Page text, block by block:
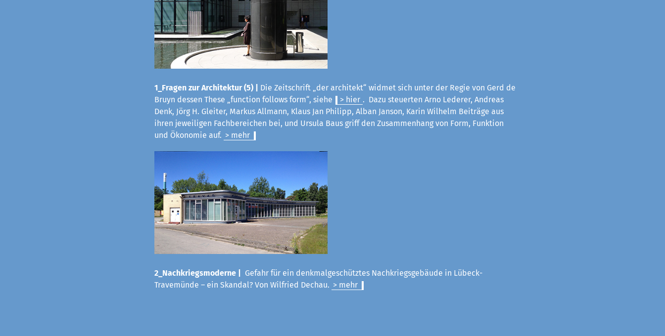
1_Fragen zur Architektur (5) |
Die Zeitschrift „der architekt“ widmet sich unter der Regie von Gerd de
Bruyn dessen These „function follows form“, siehe
> hier . Dazu steuerten Arno Lederer, Andreas
Denk, Jörg H. Gleiter, Markus Allmann, Klaus Jan Philipp, Alban Janson, Karin Wilhelm Beiträge aus
ihren jeweiligen Fachbereichen bei, und Ursula Baus griff den Zusammenhang von Form, Funktion
und Ökonomie auf. > mehr
2_Nachkriegsmoderne |
Gefahr für ein denkmalgeschütztes Nachkriegsgebäude in Lübeck-
Travemünde – ein Skandal? Von Wilfried Dechau. > mehr